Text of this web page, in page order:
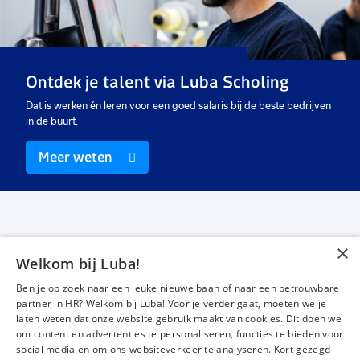
Verkoopadviseur interieur
40 uur
Uitzicht op vast
Verkoopadviseur interieur
40 uur
Uitzicht op vast
Ontdek je talent via Luba Scholing
Dat is werken én leren voor een goed salaris bij de beste bedrijven
in de buurt.
Meer weten
Werken bij Luba
Voor werkgevers
Mijn Luba
Contact
×
Welkom bij Luba!
Ben je op zoek naar een leuke nieuwe baan of naar een betrouwbare
partner in HR? Welkom bij Luba! Voor je verder gaat, moeten we je
laten weten dat onze website gebruik maakt van cookies. Dit doen we
om content en advertenties te personaliseren, functies te bieden voor
social media en om ons websiteverkeer te analyseren. Kort gezegd